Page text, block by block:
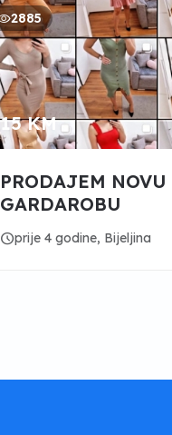
2885
15 KM
PRODAJEM NOVU
GARDAROBU
scheduleprije 4 godine, Bijeljina